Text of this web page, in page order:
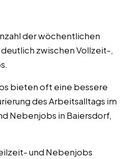
der wöchentlichen
zwischen Vollzeit-,
bieten oft eine bessere
des Arbeitsalltags im
Nebenjobs in Baiersdorf,
und Nebenjobs